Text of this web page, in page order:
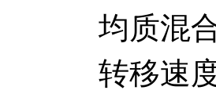
均质混
转移速